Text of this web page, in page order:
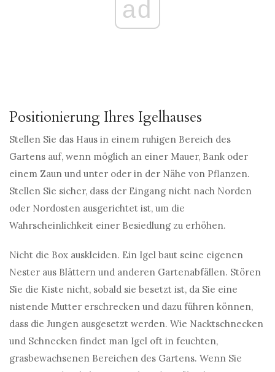
ad
Positionierung Ihres Igelhauses
Stellen Sie das Haus in einem ruhigen Bereich des
Gartens auf, wenn möglich an einer Mauer, Bank oder
einem Zaun und unter oder in der Nähe von Pflanzen.
Stellen Sie sicher, dass der Eingang nicht nach Norden
oder Nordosten ausgerichtet ist, um die
Wahrscheinlichkeit einer Besiedlung zu erhöhen.
Nicht die Box auskleiden. Ein Igel baut seine eigenen
Nester aus Blättern und anderen Gartenabfällen. Stören
Sie die Kiste nicht, sobald sie besetzt ist, da Sie eine
nistende Mutter erschrecken und dazu führen können,
dass die Jungen ausgesetzt werden. Wie Nacktschnecken
und Schnecken findet man Igel oft in feuchten,
grasbewachsenen Bereichen des Gartens. Wenn Sie